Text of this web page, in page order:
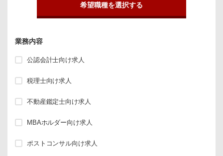
希望職種を選択する
業務内容
公認会計士向け求人
税理士向け求人
不動産鑑定士向け求人
MBAホルダー向け求人
ポストコンサル向け求人